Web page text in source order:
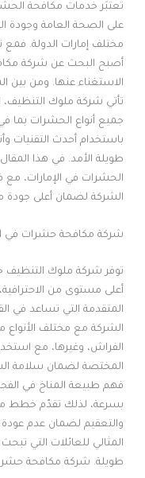
تُعتبَر خدمات مكافحة
على الصحة العامة وجودة
مختلف إمارات الدولة. فمع
أصبح البحث عن شركة
الاستغناء عنها. ومن بين
تأتي شركة ملوك التنظيف،
جميع أنواع الحشرات بما
باستخدام أحدث التقنيات
طويلة الأمد. في هذا
الحشرات في الإمارات،
الشركة لضمان أعلى جودة
شركة مكافحة حشرات في
توفر شركة ملوك
أعلى مستوى من
المتقدمة التي تساعد في
الشركة مع مختلف الأنواع
الفراش، وغيرها، مع
المختصة لضمان سلامة
فهم طبيعة المناخ في
بسرعة، لذلك تقدّم خطط
والتعقيم لضمان عدم عودة
المثالي للعائلات التي
طويلة. شركة مكافحة